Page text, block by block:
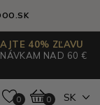
40% ZĽAVU
NAD 60 €
0 0 SK